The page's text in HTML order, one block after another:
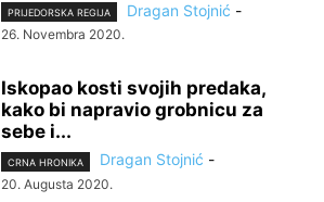
PRIJEDORSKA REGIJA Dragan Stojnić -
26. Novembra 2020.
Iskopao kosti svojih predaka,
kako bi napravio grobnicu za
sebe i...
CRNA HRONIKA Dragan Stojnić -
20. Augusta 2020.